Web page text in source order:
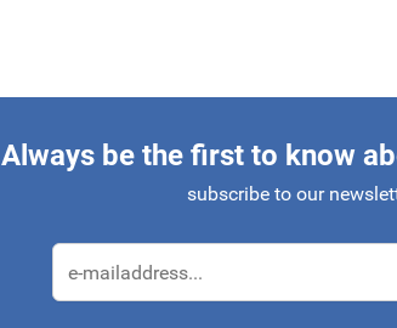
Always be the first to know
subscribe to our
Email Address